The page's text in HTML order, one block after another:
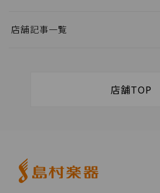
店舗記事一覧
店舗TOP